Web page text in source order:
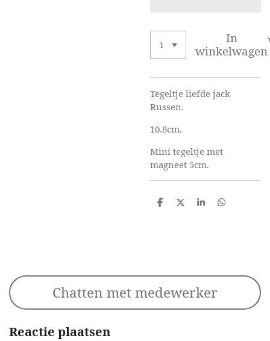
In
winkelwagen
Tegeltje liefde jack
Russen.
10.8cm.
Mini tegeltje met
magneet 5cm.
D
D
S
D
Chatten met medewerker
Reactie plaatsen